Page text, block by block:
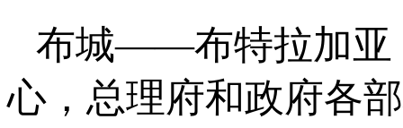
布城——布特拉加亚
心，总理府和政府各